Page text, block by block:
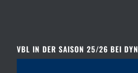
VBL IN DER SAISON 25/26 BEI DYN